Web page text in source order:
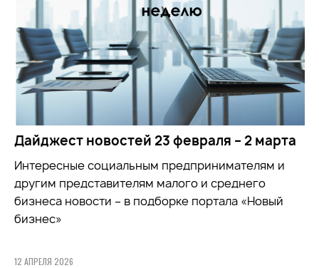
Дайджест новостей 23 февраля – 2 марта
Интересные социальным предпринимателям и
другим представителям малого и среднего
бизнеса новости – в подборке портала «Новый
бизнес»
12 АПРЕЛЯ 2026